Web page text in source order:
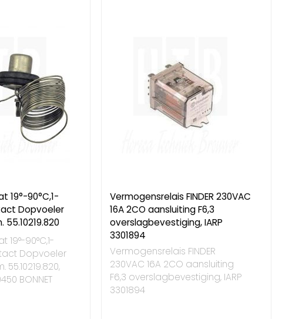
19°-90°C,1-
Dopvoeler
55.10219.820
19°-90°C,1-
Dopvoeler
55.10219.820,
BONNET
Vermogensrelais FINDER 230VAC
16A 2CO aansluiting F6,3
overslagbevestiging, IARP
3301894
Vermogensrelais FINDER
230VAC 16A 2CO aansluiting
F6,3 overslagbevestiging, IARP
3301894